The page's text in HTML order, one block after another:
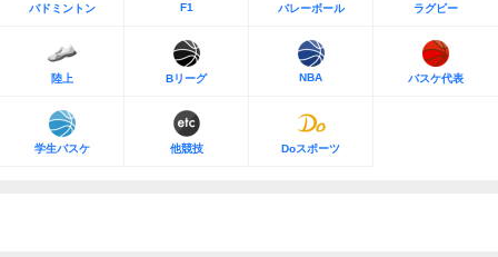
バドミントン F1 バレーボール ラグビー
陸上 Bリーグ NBA バスケ代表
学生バスケ 他競技 Doスポーツ